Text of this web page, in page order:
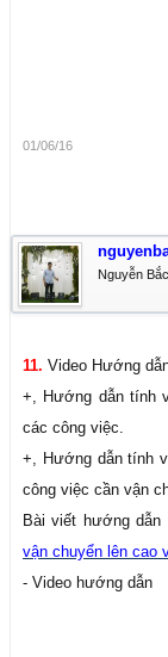
01/06/16
Nguyễn Bắc
11. Video Hướng
+, Hướng dẫn tính
các công việc.
+, Hướng dẫn tính
công việc cần vận
Bài viết hướng
vận chuyển lên cao
- Video hướng dẫn